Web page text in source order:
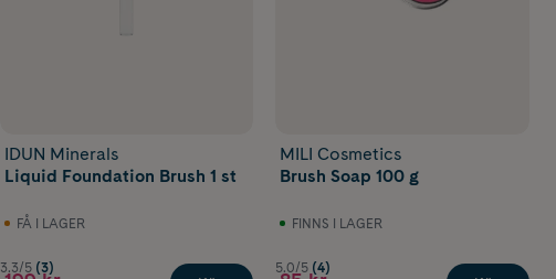
IDUN Minerals
Liquid Foundation Brush 1 st
FÅ I LAGER
3.3/5 (3)
MILI Cosmetics
Brush Soap 100 g
FINNS I LAGER
5.0/5 (4)